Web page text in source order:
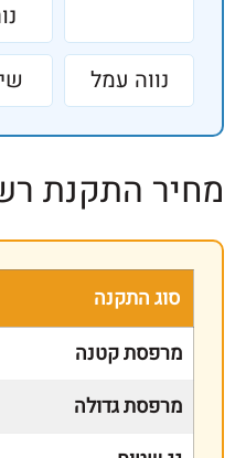
עמל
שיכון ד'
התקנת רשת
התקנה
קטנה
גדולה